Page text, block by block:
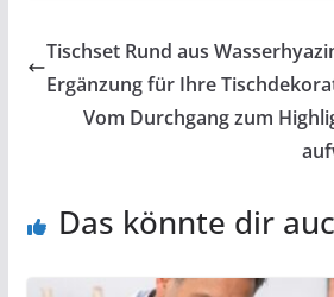
Tischset Rund aus
Ergänzung für Ihre
Vom Durchgang zum
Das könnte dir